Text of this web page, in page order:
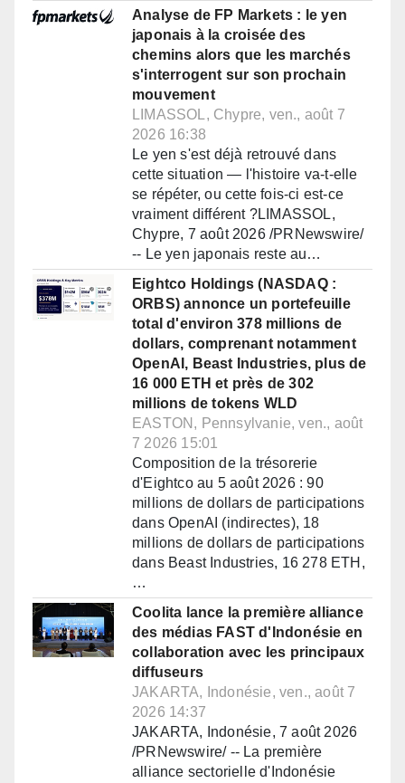
Analyse de FP Markets : le yen
japonais à la croisée des
chemins alors que les marchés
s'interrogent sur son prochain
mouvement
LIMASSOL, Chypre, ven., août 7
2026 16:38
Le yen s'est déjà retrouvé dans
cette situation — l'histoire va-t-elle
se répéter, ou cette fois-ci est-ce
vraiment différent ?LIMASSOL,
Chypre, 7 août 2026 /PRNewswire/
-- Le yen japonais reste au…
Eightco Holdings (NASDAQ :
ORBS) annonce un portefeuille
total d'environ 378 millions de
dollars, comprenant notamment
OpenAI, Beast Industries, plus de
16 000 ETH et près de 302
millions de tokens WLD
EASTON, Pennsylvanie, ven., août
7 2026 15:01
Composition de la trésorerie
d'Eightco au 5 août 2026 : 90
millions de dollars de participations
dans OpenAI (indirectes), 18
millions de dollars de participations
dans Beast Industries, 16 278 ETH,
…
Coolita lance la première alliance
des médias FAST d'Indonésie en
collaboration avec les principaux
diffuseurs
JAKARTA, Indonésie, ven., août 7
2026 14:37
JAKARTA, Indonésie, 7 août 2026
/PRNewswire/ -- La première
alliance sectorielle d'Indonésie